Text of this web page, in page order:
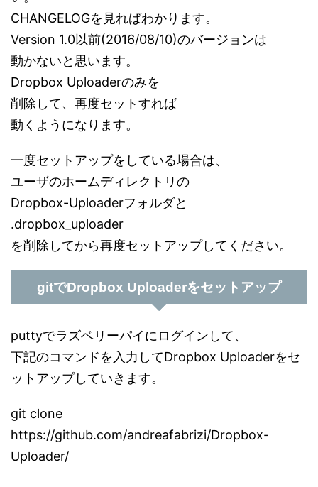
CHANGELOGを見ればわかります。
Version 1.0以前(2016/08/10)のバージョンは
動かないと思います。
Dropbox Uploaderのみを
削除して、再度セットすれば
動くようになります。
一度セットアップをしている場合は、
ユーザのホームディレクトリの
Dropbox-Uploaderフォルダと
.dropbox_uploader
を削除してから再度セットアップしてください。
gitでDropbox Uploaderをセットアップ
puttyでラズベリーパイにログインして、
下記のコマンドを入力してDropbox Uploaderをセ
ットアップしていきます。
git clone
https://github.com/andreafabrizi/Dropbox-
Uploader/